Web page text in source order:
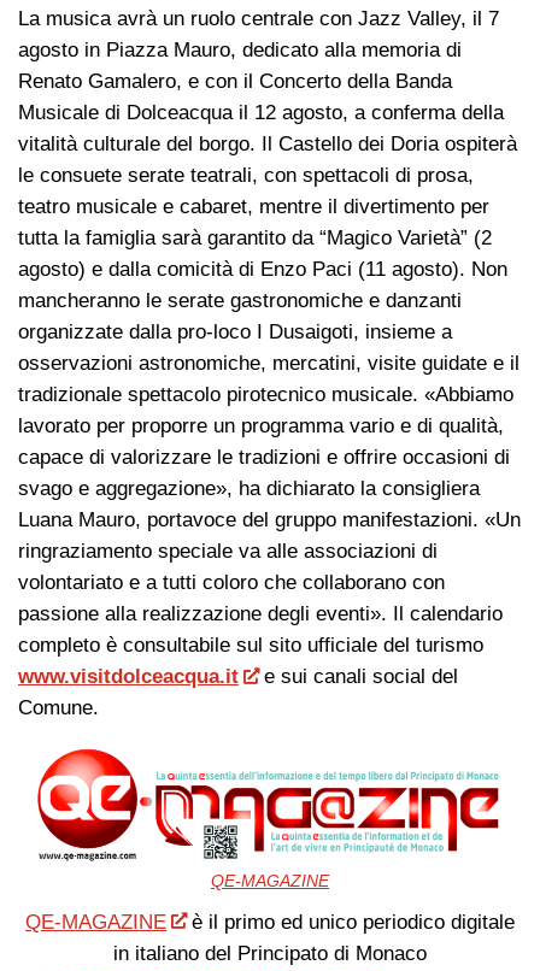
La musica avrà un ruolo centrale con Jazz Valley, il 7
agosto in Piazza Mauro, dedicato alla memoria di
Renato Gamalero, e con il Concerto della Banda
Musicale di Dolceacqua il 12 agosto, a conferma della
vitalità culturale del borgo. Il Castello dei Doria ospiterà
le consuete serate teatrali, con spettacoli di prosa,
teatro musicale e cabaret, mentre il divertimento per
tutta la famiglia sarà garantito da “Magico Varietà” (2
agosto) e dalla comicità di Enzo Paci (11 agosto). Non
mancheranno le serate gastronomiche e danzanti
organizzate dalla pro-loco I Dusaigoti, insieme a
osservazioni astronomiche, mercatini, visite guidate e il
tradizionale spettacolo pirotecnico musicale. «Abbiamo
lavorato per proporre un programma vario e di qualità,
capace di valorizzare le tradizioni e offrire occasioni di
svago e aggregazione», ha dichiarato la consigliera
Luana Mauro, portavoce del gruppo manifestazioni. «Un
ringraziamento speciale va alle associazioni di
volontariato e a tutti coloro che collaborano con
passione alla realizzazione degli eventi». Il calendario
completo è consultabile sul sito ufficiale del turismo
www.visitdolceacqua.it
e sui canali social del
Comune.
QE-MAGAZINE
QE-MAGAZINE
è il primo ed unico periodico digitale
in italiano del Principato di Monaco